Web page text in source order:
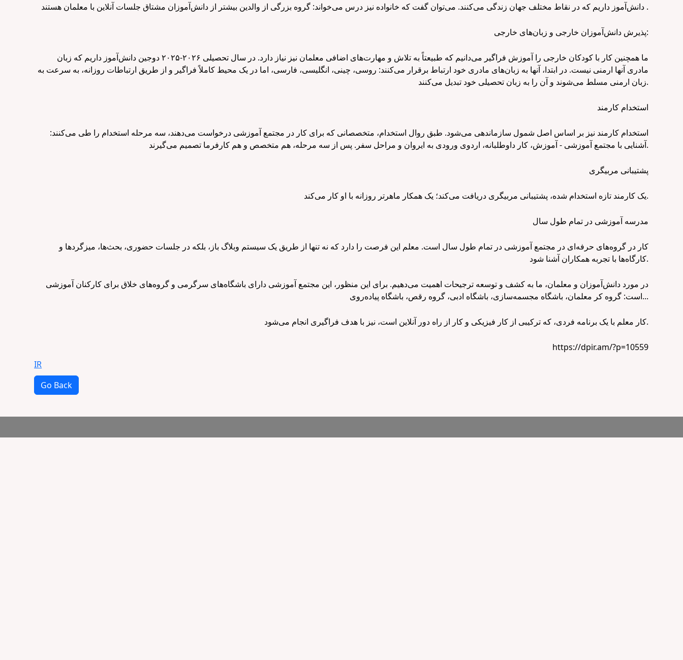
دانش‌آموز داریم که در نقاط مختلف جهان زندگی می‌کنند. می‌توان گفت که خانواده نیز درس می‌خواند: گروه بزرگی از والدین بیشتر از دانش‌آموزان مشتاق جلسات آنلاین با معلمان هستند .
پذیرش دانش‌آموزان خارجی و زبان‌های خارجی:
ما همچنین کار با کودکان خارجی را آموزش فراگیر می‌دانیم که طبیعتاً به تلاش و مهارت‌های اضافی معلمان نیز نیاز دارد. در سال تحصیلی ۲۰۲۶- ۲۰۲۵دوجین دانش‌آموز داریم که زبان
مادری آنها ارمنی نیست. در ابتدا، آنها به زبان‌های مادری خود ارتباط برقرار می‌کنند: روسی، چینی، انگلیسی، فارسی، اما در یک محیط کاملاً فراگیر و از طریق ارتباطات روزانه، به سرعت به
زبان ارمنی مسلط می‌شوند و آن را به زبان تحصیلی خود تبدیل می‌کنند.
استخدام کارمند
استخدام کارمند نیز بر اساس اصل شمول سازماندهی می‌شود. طبق روال استخدام، متخصصانی که برای کار در مجتمع آموزشی درخواست می‌دهند، سه مرحله استخدام را طی می‌کنند:
آشنایی با مجتمع آموزشی - آموزش، کار داوطلبانه، اردوی ورودی به ایروان و مراحل سفر. پس از سه مرحله، هم متخصص و هم کارفرما تصمیم می‌گیرند.
پشتیبانی مربیگری
یک کارمند تازه استخدام شده، پشتیبانی مربیگری دریافت می‌کند؛ یک همکار ماهرتر روزانه با او کار می‌کند.
مدرسه آموزشی در تمام طول سال
کار در گروه‌های حرفه‌ای در مجتمع آموزشی در تمام طول سال است. معلم این فرصت را دارد که نه تنها از طریق یک سیستم وبلاگ باز، بلکه در جلسات حضوری، بحث‌ها، میزگردها و
کارگاه‌ها با تجربه همکاران آشنا شود.
در مورد دانش‌آموزان و معلمان، ما به کشف و توسعه ترجیحات اهمیت می‌دهیم. برای این منظور، این مجتمع آموزشی دارای باشگاه‌های سرگرمی و گروه‌های خلاق برای کارکنان آموزشی
است: گروه کر معلمان، باشگاه مجسمه‌سازی، باشگاه ادبی، گروه رقص، باشگاه پیاده‌روی...
کار معلم با یک برنامه فردی، که ترکیبی از کار فیزیکی و کار از راه دور آنلاین است، نیز با هدف فراگیری انجام می‌شود.
https://dpir.am/?p=10559
IR
Go Back